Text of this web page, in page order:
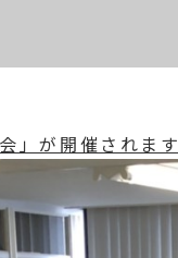
」が開催されます